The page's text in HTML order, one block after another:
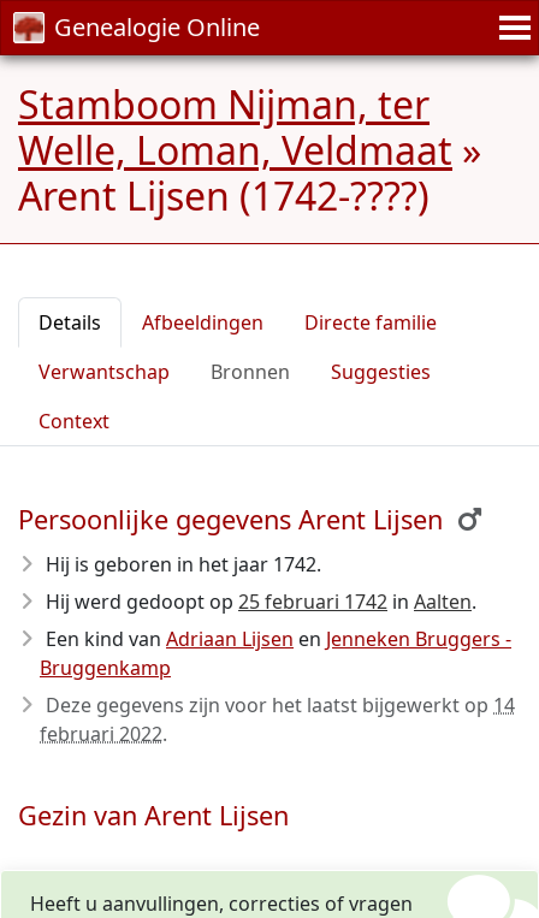
Genealogie Online
Stamboom Nijman, ter
Welle, Loman, Veldmaat »
Arent Lijsen (1742-????)
Details Afbeeldingen
Directe familie
Verwantschap
Bronnen
Suggesties
Context
Persoonlijke gegevens Arent Lijsen
Hij is geboren in het jaar 1742.
Hij werd gedoopt op 25 februari 1742 in Aalten.
Een kind van Adriaan Lijsen en Jenneken Bruggers -
Bruggenkamp
Deze gegevens zijn voor het laatst bijgewerkt op 14
februari 2022.
Gezin van Arent Lijsen
Heeft u aanvullingen, correcties of vragen